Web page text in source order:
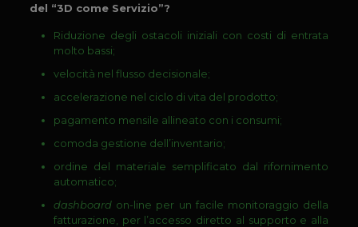
del “3D come Servizio”?
Riduzione degli ostacoli iniziali con costi di entrata
molto bassi;
velocità nel flusso decisionale;
accelerazione nel ciclo di vita del prodotto;
pagamento mensile allineato con i consumi;
comoda gestione dell’inventario;
ordine del materiale semplificato dal rifornimento
automatico;
dashboardon-line per un facile monitoraggio della
fatturazione, per l’accesso diretto al supporto e alla